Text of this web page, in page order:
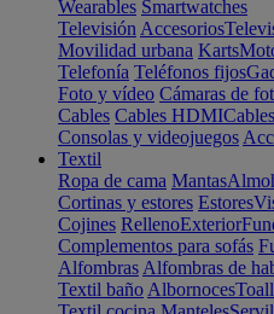
Wearables Smartwatches
Televisión Accesorios
Movilidad urbana Karts
Telefonía Teléfonos fijos
Foto y vídeo Cámaras de
Cables Cables HDMI
Consolas y videojuegos
Textil
Ropa de cama Mantas
Cortinas y estores Estores
Cojines RellenoExterior
Complementos para sofás
Alfombras Alfombras de
Textil baño Albornoces